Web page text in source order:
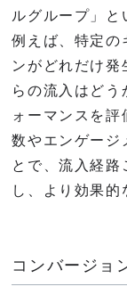
ルグループ」と
例えば、特定の
ンがどれだけ発
らの流入はどう
ォーマンスを
数やエンゲージ
とで、流入経路
し、より効果的
コンバージョ